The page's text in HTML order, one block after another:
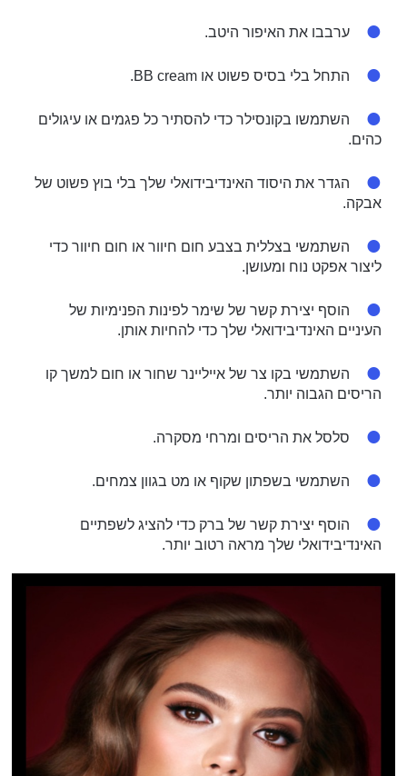
ערבבו את האיפור היטב.
התחל בלי בסיס פשוט או BB cream.
השתמשו בקונסילר כדי להסתיר כל פגמים או עיגולים
כהים.
הגדר את היסוד האינדיבידואלי שלך בלי בוץ פשוט של
אבקה.
השתמשי בצללית בצבע חום חיוור או חום חיוור כדי
ליצור אפקט נוח ומעושן.
הוסף יצירת קשר של שימר לפינות הפנימיות של
העיניים האינדיבידואלי שלך כדי להחיות אותן.
השתמשי בקו צר של אייליינר שחור או חום למשך קו
הריסים הגבוה יותר.
סלסל את הריסים ומרחי מסקרה.
השתמשי בשפתון שקוף או מט בגוון צמחים.
הוסף יצירת קשר של ברק כדי להציג לשפתיים
האינדיבידואלי שלך מראה רטוב יותר.